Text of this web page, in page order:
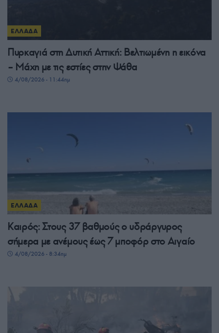
ΕΛΛΑΔΑ
Πυρκαγιά στη Δυτική Αττική: Βελτιωμένη η εικόνα
– Μάχη με τις εστίες στην Ψάθα
4/08/2026 - 11:44πμ
ΕΛΛΑΔΑ
Καιρός: Στους 37 βαθμούς ο υδράργυρος
σήμερα με ανέμους έως 7 μποφόρ στο Αιγαίο
4/08/2026 - 8:34πμ